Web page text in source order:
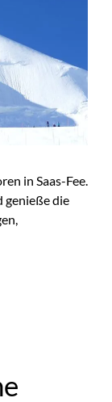
in Saas-Fee.
genieße die